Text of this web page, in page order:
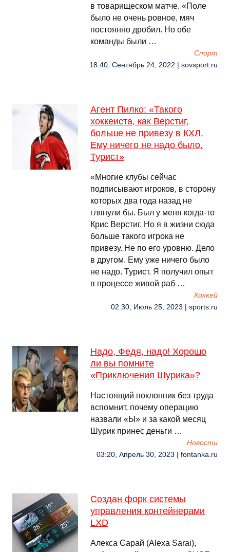
в товарищеском матче. «Поле
было не очень ровное, мяч
постоянно дробил. Но обе
команды были …
Спорт
18:40, Сентябрь 24, 2022 | sovsport.ru
Агент Пилко: «Такого
хоккеиста, как Верстиг,
больше не привезу в КХЛ.
Ему ничего не надо было.
Турист»
«Многие клубы сейчас
подписывают игроков, в сторону
которых два года назад не
глянули бы. Был у меня когда-то
Крис Верстиг. Но я в жизни сюда
больше такого игрока не
привезу. Не по его уровню. Дело
в другом. Ему уже ничего было
не надо. Турист. Я получил опыт
в процессе живой раб …
Хоккей
02:30, Июль 25, 2023 | sports.ru
Надо, Федя, надо! Хорошо
ли вы помните
«Приключения Шурика»?
Настоящий поклонник без труда
вспомнит, почему операцию
назвали «Ы» и за какой месяц
Шурик принес деньги …
Новости
03:20, Апрель 30, 2023 | fontanka.ru
Создан форк системы
управления контейнерами
LXD
Алекса Сарай (Alexa Sarai),